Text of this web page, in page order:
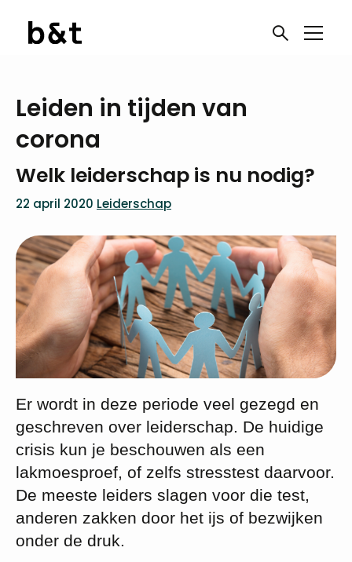
Leiden in tijden van
corona
Welk leiderschap is nu nodig?
22 april 2020 Leiderschap
Er wordt in deze periode veel gezegd en
geschreven over leiderschap. De huidige
crisis kun je beschouwen als een
lakmoesproef, of zelfs stresstest daarvoor.
De meeste leiders slagen voor die test,
anderen zakken door het ijs of bezwijken
onder de druk.